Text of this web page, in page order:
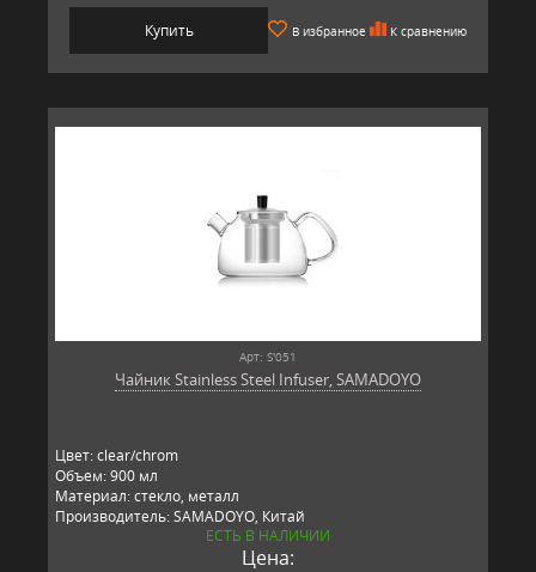
Купить В избранное К сравнению
Арт: S'051
Чайник Stainless Steel Infuser, SAMADOYO
Цвет: clear/chrom
Объем: 900 мл
Материал: стекло, металл
Производитель: SAMADOYO, Китай
ЕСТЬ В НАЛИЧИИ
Цена: